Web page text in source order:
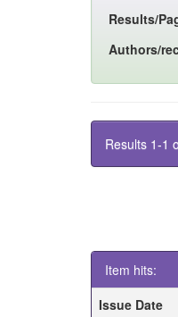
Results/
Authors/
Results 1-1
Item hits:
Issue Date